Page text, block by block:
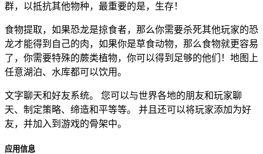
群，以抵抗其他物种，最重要的是，生存！
食物提取，如果恐龙是掠食者，那么你需要杀死其他玩家的恐
龙才能得到自己的肉，如果你是草食动物，那么食物就更容易
了，你需要特殊的蕨类植物，你可以得到足够的他们！地图上
任意湖泊、水库都可以饮用。
文字聊天和好友系统。 您可以与世界各地的朋友和玩家聊
天、制定策略、缔造和平等等。 并且还可以将玩家添加为好
友，并加入到游戏的骨架中。
应用信息